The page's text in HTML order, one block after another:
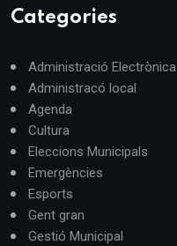
Categories
Administració Electrònica
Administracó local
Agenda
Cultura
Eleccions Municipals
Emergències
Esports
Gent gran
Gestió Municipal